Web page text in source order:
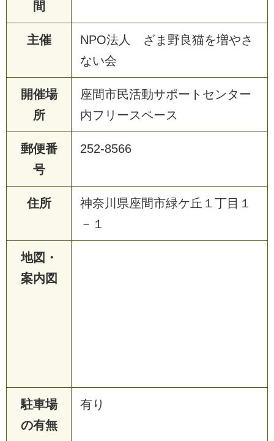
間
主催
NPO法人 ざま野良猫を増やさ
ない会
開催場
所
座間市民活動サポートセンター
内フリースペース
郵便番
号
252-8566
住所
神奈川県座間市緑ケ丘１丁目１
－１
地図・
案内図
駐車場
の有無
有り